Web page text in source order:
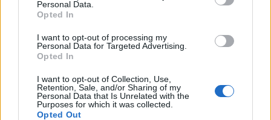
Personal Data.
Opted In
I want to opt-out of processing my
Personal Data for Targeted Advertising.
Opted In
I want to opt-out of Collection, Use,
Retention, Sale, and/or Sharing of my
Personal Data that Is Unrelated with the
Purposes for which it was collected.
Opted Out
Classic Mantra